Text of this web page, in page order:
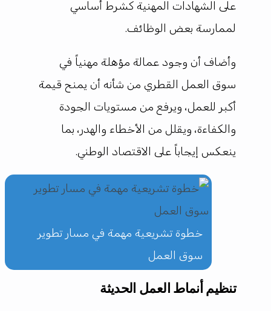
على الشهادات المهنية كشرط أساسي
لممارسة بعض الوظائف.
وأضاف أن وجود عمالة مؤهلة مهنياً في
سوق العمل القطري من شأنه أن يمنح قيمة
أكبر للعمل، ويرفع من مستويات الجودة
والكفاءة، ويقلل من الأخطاء والهدر، بما
ينعكس إيجاباً على الاقتصاد الوطني.
خطوة تشريعية مهمة في مسار تطوير
سوق العمل
تنظيم أنماط العمل الحديثة